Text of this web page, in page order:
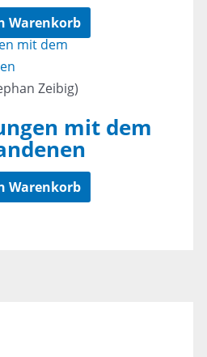
Warenkorb
Zeibig)
mit dem
Warenkorb